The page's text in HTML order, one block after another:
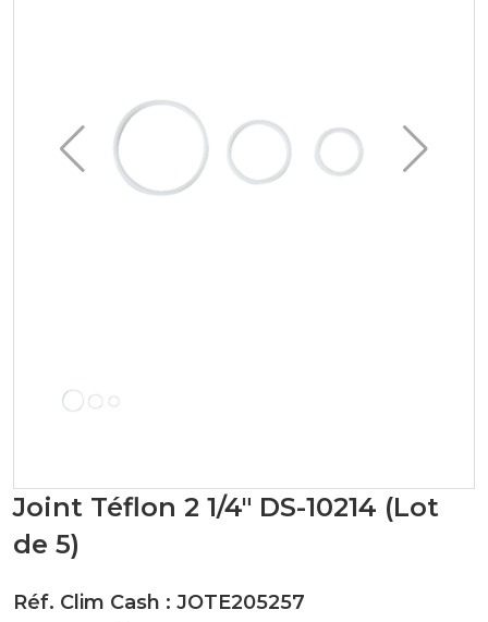
Joint Téflon 2 1/4" DS-10214 (Lot
de 5)
Réf. Clim Cash : JOTE205257